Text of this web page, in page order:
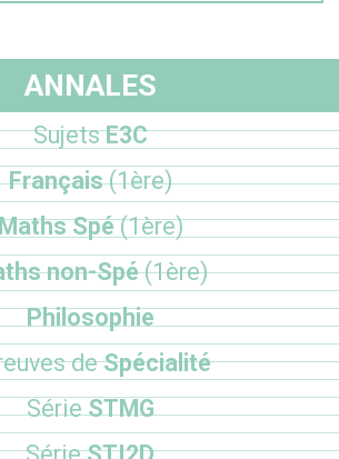
ANNALES
SujetsE3C
Français(1ère)
Spé(1ère)
non-Spé(1ère)
Philosophie
deSpécialité
SérieSTMG